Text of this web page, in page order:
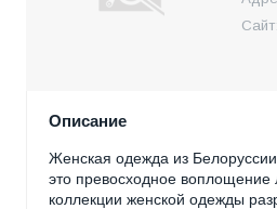
Сайт:
Описание
Женская одежда из
это превосходное воплощение
коллекции женской одежды